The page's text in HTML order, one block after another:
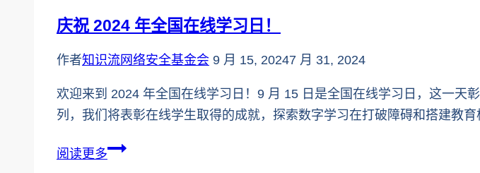
闻
稿
KnowledgeFlow
庆祝 2024 年全国在线学习日！
作者知识流网络安全基金会 9 月 15, 20247 月 31, 2024
欢迎来到 2024 年全国在线学习日！9 月 15 日是全国在线学习日，这一天
列，我们将表彰在线学生取得的成就，探索数字学习在打破障碍和搭建教育
阅读更多庆